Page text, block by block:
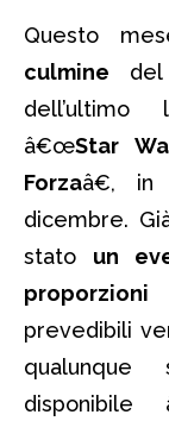
Questo
culmine del
â€œStar
Forzaâ€,
dicembre.
stato un
proporzioni
prevedibili
qualunque